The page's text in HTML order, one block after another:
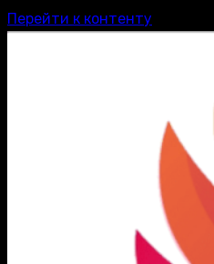
Перейти к контенту